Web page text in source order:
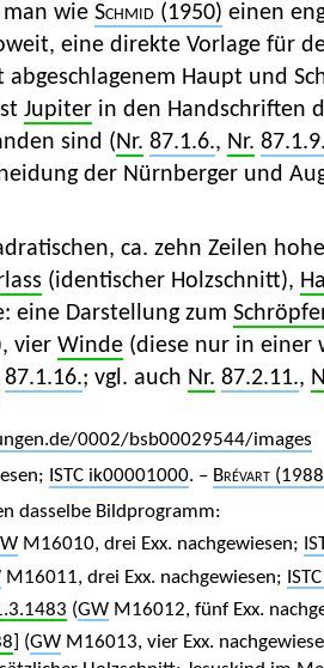
man wie Schmid(1950) einen
eine direkte Vorlage für
Haupt und
Jupiterin den Handschriften
sind (Nr. 87.1.6., Nr. 87.1.9.
der Nürnberger und
ca. zehn Zeilen
(identischer Holzschnitt),
eine Darstellung zum
vier Winde(diese nur in einer
87.1.16.; vgl. auch Nr. 87.2.11.,
0002/bsb00029544/images
ISTC ik00001000. – Brévart
dasselbe Bildprogramm:
M16010, drei Exx. nachgewiesen;
M16011, drei Exx. nachgewiesen;
(GWM16012, fünf Exx.
] (GWM16013, vier Exx.